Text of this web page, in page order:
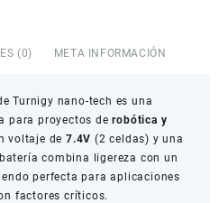
(0) META INFORMACIÓN
Turnigy nano-tech es una
para proyectos derobótica y
voltaje de7.4V (2 celdas) y una
combina ligereza con un
perfecta para aplicaciones
factores críticos.